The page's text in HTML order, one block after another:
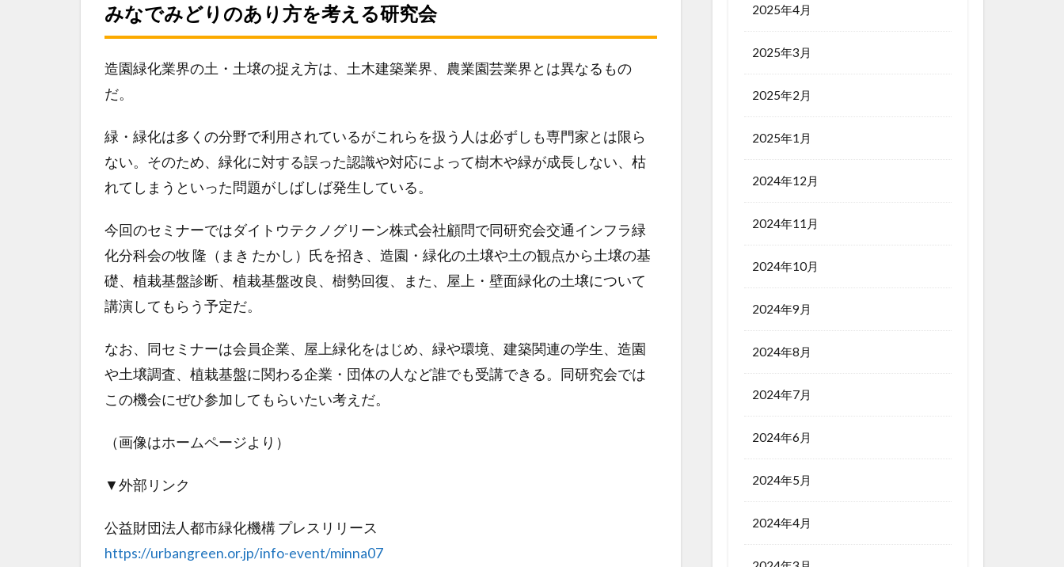
みなでみどりのあり方を考える研究会
造園緑化業界の土・土壌の捉え方は、土木建築業界、農業園芸業界とは異なるもの
だ。
緑・緑化は多くの分野で利用されているがこれらを扱う人は必ずしも専門家とは限ら
ない。そのため、緑化に対する誤った認識や対応によって樹木や緑が成長しない、枯
れてしまうといった問題がしばしば発生している。
今回のセミナーではダイトウテクノグリーン株式会社顧問で同研究会交通インフラ緑
化分科会の牧 隆（まき たかし）氏を招き、造園・緑化の土壌や土の観点から土壌の基
礎、植栽基盤診断、植栽基盤改良、樹勢回復、また、屋上・壁面緑化の土壌について
講演してもらう予定だ。
なお、同セミナーは会員企業、屋上緑化をはじめ、緑や環境、建築関連の学生、造園
や土壌調査、植栽基盤に関わる企業・団体の人など誰でも受講できる。同研究会では
この機会にぜひ参加してもらいたい考えだ。
（画像はホームページより）
▼外部リンク
公益財団法人都市緑化機構 プレスリリース
https://urbangreen.or.jp/info-event/minna07
2025年4月
2025年3月
2025年2月
2025年1月
2024年12月
2024年11月
2024年10月
2024年9月
2024年8月
2024年7月
2024年6月
2024年5月
2024年4月